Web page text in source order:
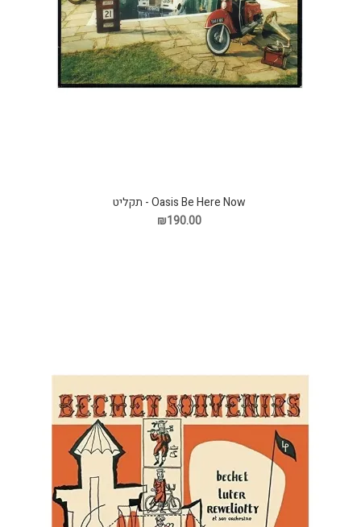
Oasis Be Here Now - תקליט
₪190.00